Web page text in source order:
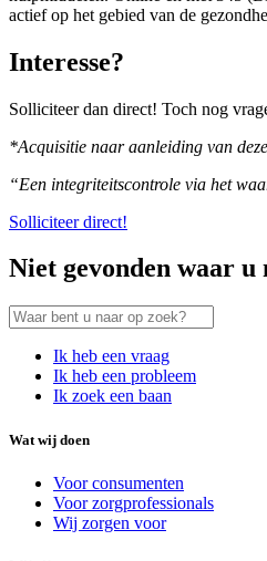
actief op het gebied van de
Interesse?
Solliciteer dan direct! Toch nog
*Acquisitie naar aanleiding van
“Een integriteitscontrole via het
Solliciteer direct!
Niet gevonden waar u
Ik heb een vraag
Ik heb een probleem
Ik zoek een baan
Wat wij doen
Voor consumenten
Voor zorgprofessionals
Wij zorgen voor